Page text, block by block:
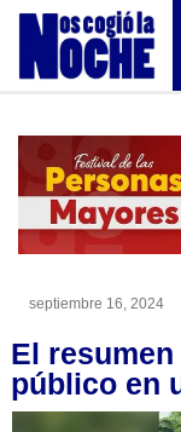
septiembre 16, 2024
El
público en